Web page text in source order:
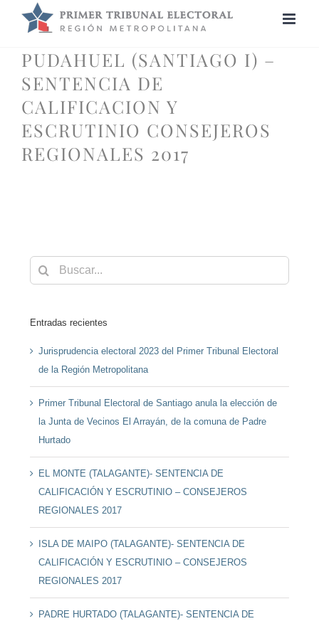
PUDAHUEL (SANTIAGO I) –
SENTENCIA DE
CALIFICACION Y
ESCRUTINIO CONSEJEROS
REGIONALES 2017
Buscar:
Entradas recientes
Jurisprudencia electoral 2023 del Primer Tribunal Electoral
de la Región Metropolitana
Primer Tribunal Electoral de Santiago anula la elección de
la Junta de Vecinos El Arrayán, de la comuna de Padre
Hurtado
EL MONTE (TALAGANTE)- SENTENCIA DE
CALIFICACIÓN Y ESCRUTINIO – CONSEJEROS
REGIONALES 2017
ISLA DE MAIPO (TALAGANTE)- SENTENCIA DE
CALIFICACIÓN Y ESCRUTINIO – CONSEJEROS
REGIONALES 2017
PADRE HURTADO (TALAGANTE)- SENTENCIA DE